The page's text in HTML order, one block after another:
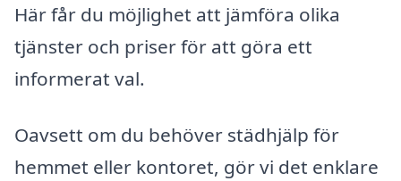
Här får du möjlighet att jämföra olika
tjänster och priser för att göra ett
informerat val.
Oavsett om du behöver städhjälp för
hemmet eller kontoret, gör vi det enklare